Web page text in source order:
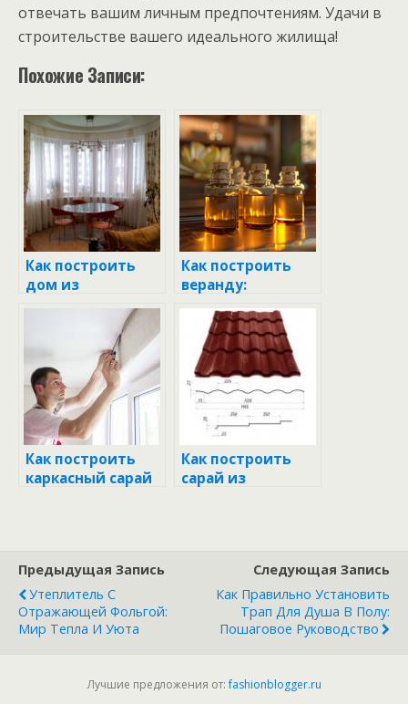
отвечать вашим личным предпочтениям. Удачи в
строительстве вашего идеального жилища!
Похожие Записи:
Как построить
дом из
своими руками:
руководство
Как построить
веранду:
пошаговое
руководство для
начинающих
Как построить
каркасный сарай
Как построить
сарай из
Предыдущая Запись
Утеплитель С
Отражающей Фольгой:
Мир Тепла И Уюта
Следующая Запись
Как Правильно Установить
Трап Для Душа В Полу:
Пошаговое Руководство
Лучшие предложения от:fashionblogger.ru